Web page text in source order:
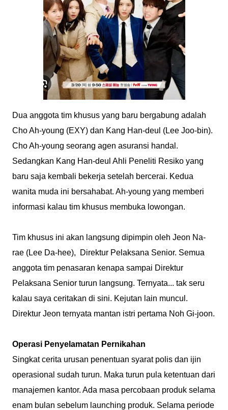
Dua anggota tim khusus yang baru bergabung adalah
Cho Ah-young (EXY) dan Kang Han-deul (Lee Joo-bin).
Cho Ah-young seorang agen asuransi handal.
Sedangkan Kang Han-deul Ahli Peneliti Resiko yang
baru saja kembali bekerja setelah bercerai. Kedua
wanita muda ini bersahabat. Ah-young yang memberi
informasi kalau tim khusus membuka lowongan.
Tim khusus ini akan langsung dipimpin oleh Jeon Na-
rae (Lee Da-hee), Direktur Pelaksana Senior. Semua
anggota tim penasaran kenapa sampai Direktur
Pelaksana Senior turun langsung. Ternyata... tak seru
kalau saya ceritakan di sini. Kejutan lain muncul.
Direktur Jeon ternyata mantan istri pertama Noh Gi-joon.
Operasi Penyelamatan Pernikahan
Singkat cerita urusan penentuan syarat polis dan ijin
operasional sudah turun. Maka turun pula ketentuan dari
manajemen kantor. Ada masa percobaan produk selama
enam bulan sebelum launching produk. Selama periode